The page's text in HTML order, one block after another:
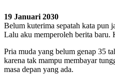
19 Januari 2030
Belum kuterima sepatah kata pun
Lalu aku memperoleh berita
Pria muda yang belum genap 35
karena tak mampu membayar
masa depan yang ada.